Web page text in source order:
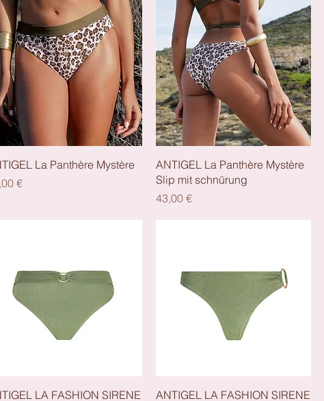
Schnellansicht
La Panthère Mystère
€
Schnellansicht
ANTIGEL La Panthère Mystère
Slip mit schnürung
Preis
43,00 €
Schnellansicht
LA FASHION SIRENE
Schnellansicht
ANTIGEL LA FASHION SIRENE